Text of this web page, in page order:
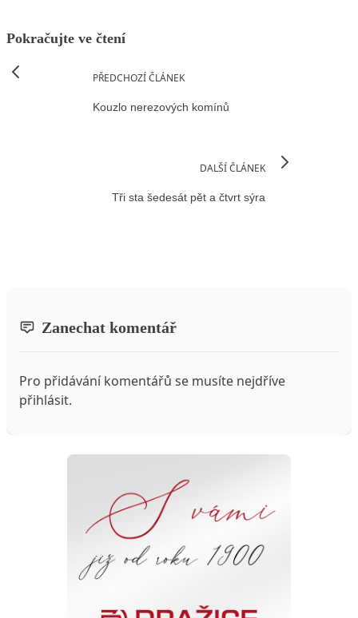
Pokračujte ve čtení
PŘEDCHOZÍ ČLÁNEK
Kouzlo nerezových komínů
DALŠÍ ČLÁNEK
Tři sta šedesát pět a čtvrt sýra
Zanechat komentář
Pro přidávání komentářů se musíte nejdříve
přihlásit.